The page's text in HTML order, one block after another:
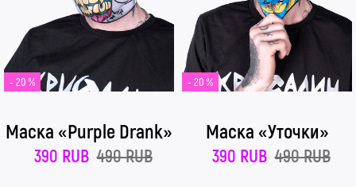
- 20 %
Маска «Purple Drank»
390 RUB 490 RUB
- 20 %
Маска «Уточки»
390 RUB 490 RUB